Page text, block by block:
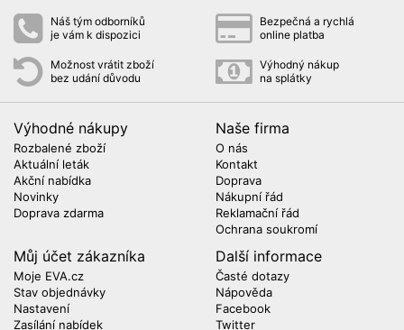
Náš tým odborníků
je vám k dispozici
Bezpečná a rychlá
online platba
Možnost vrátit zboží
bez udání důvodu
Výhodný nákup
na splátky
Výhodné nákupy
Rozbalené zboží
Aktuální leták
Akční nabídka
Novinky
Doprava zdarma
Naše firma
O nás
Kontakt
Doprava
Nákupní řád
Reklamační řád
Ochrana soukromí
Můj účet zákazníka
Moje EVA.cz
Stav objednávky
Nastavení
Zasílání nabídek
Další informace
Časté dotazy
Nápověda
Facebook
Twitter